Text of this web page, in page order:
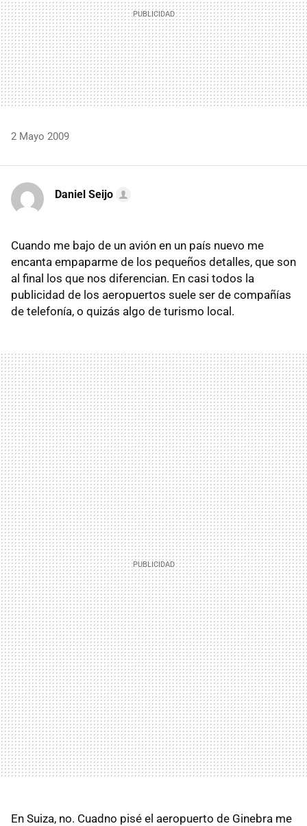
2 Mayo 2009
Daniel Seijo
Cuando me bajo de un avión en un país nuevo me
encanta empaparme de los pequeños detalles, que son
al final los que nos diferencian. En casi todos la
publicidad de los aeropuertos suele ser de compañías
de telefonía, o quizás algo de turismo local.
En Suiza, no. Cuadno pisé el aeropuerto de Ginebra me